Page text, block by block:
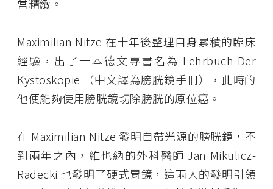
常精緻。
Maximilian Nitze 在十年後整理自身累積的臨床
經驗，出了一本德文專書名為 Lehrbuch Der
Kystoskopie （中文譯為膀胱鏡手冊），此時的
他便能夠使用膀胱鏡切除膀胱的原位癌。
在 Maximilian Nitze 發明自帶光源的膀胱鏡，不
到兩年之內，維也納的外科醫師 Jan Mikulicz-
Radecki 也發明了硬式胃鏡，這兩人的發明引領